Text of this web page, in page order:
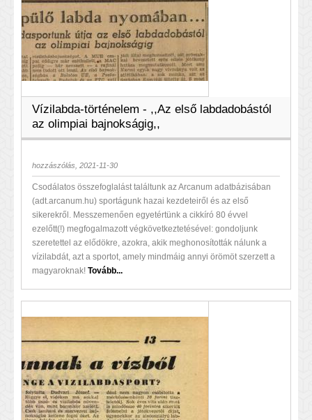
Vízilabda-történelem - ,,Az első labdadobástól
az olimpiai bajnokságig,,
hozzászólás, 2021-11-30
Csodálatos összefoglalást találtunk az Arcanum adatbázisában
(adt.arcanum.hu) sportágunk hazai kezdeteiről és az első
sikerekről. Messzemenően egyetértünk a cikkíró 80 évvel
ezelőtt(!) megfogalmazott végkövetkeztetésével: gondoljunk
szeretettel az elődökre, azokra, akik meghonosították nálunk a
vízilabdát, azt a sportot, amely mindmáig annyi örömöt szerzett a
magyaroknak! Tovább...